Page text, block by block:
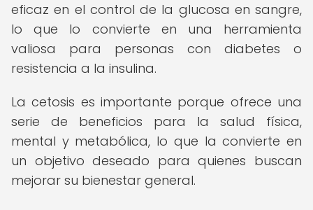
eficaz en el control de la glucosa en sangre,
lo que lo convierte en una herramienta
valiosa para personas con diabetes o
resistencia a la insulina.
La cetosis es importante porque ofrece una
serie de beneficios para la salud física,
mental y metabólica, lo que la convierte en
un objetivo deseado para quienes buscan
mejorar su bienestar general.